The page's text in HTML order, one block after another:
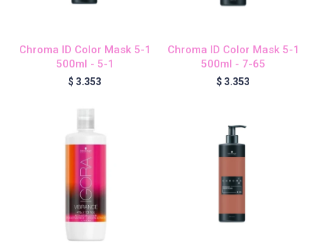
Chroma ID Color Mask 5-1
500ml - 5-1
$ 3.353
Chroma ID Color Mask 5-1
500ml - 7-65
$ 3.353
Oil Ultime
BC Bonacure - Repair Rescue
Blond Me - Lociones Activadoras